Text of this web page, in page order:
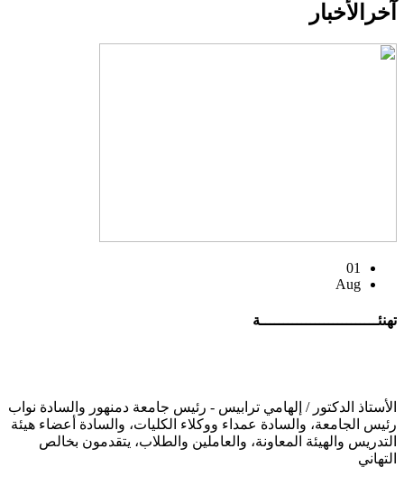
آخر الأخبار
01
Aug
تهنئــــــــــــــــــــــــــة
الأستاذ الدكتور / إلهامي ترابيس - رئيس جامعة دمنهور والسادة نواب
رئيس الجامعة، والسادة عمداء ووكلاء الكليات، والسادة أعضاء هيئة
التدريس والهيئة المعاونة، والعاملين والطلاب، يتقدمون بخالص
التهاني